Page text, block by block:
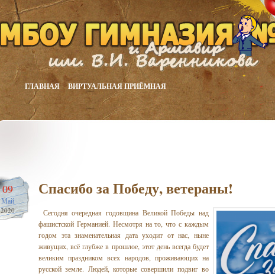
ГЛАВНАЯ ВИРТУАЛЬНАЯ ПРИЁМНАЯ
09
Май
2020
Спасибо за Победу, ветераны!
Сегодня очередная годовщина Великой Победы над
фашистской Германией. Несмотря на то, что с каждым
годом эта знаменательная дата уходит от нас, ныне
живущих, всё глубже в прошлое, этот день всегда будет
великим праздником всех народов, проживающих на
русской земле. Людей, которые совершили подвиг во